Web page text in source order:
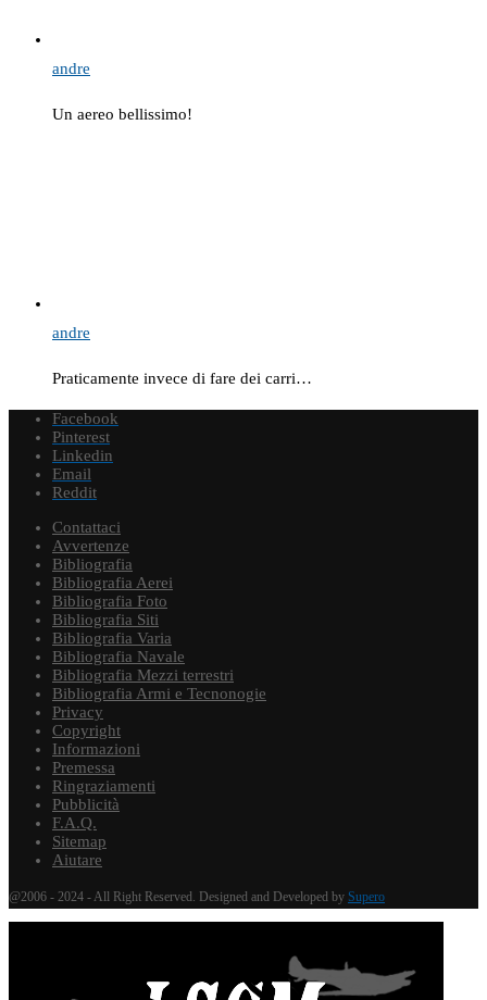
andre
Un aereo bellissimo!
andre
Praticamente invece di fare dei carri…
Facebook
Pinterest
Linkedin
Email
Reddit
Contattaci
Avvertenze
Bibliografia
Bibliografia Aerei
Bibliografia Foto
Bibliografia Siti
Bibliografia Varia
Bibliografia Navale
Bibliografia Mezzi terrestri
Bibliografia Armi e Tecnonogie
Privacy
Copyright
Informazioni
Premessa
Ringraziamenti
Pubblicità
F.A.Q.
Sitemap
Aiutare
@2006 - 2024 - All Right Reserved. Designed and Developed by Supero